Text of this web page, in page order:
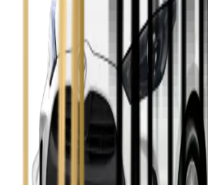
Seat Leon
Skoda Fabia
Zobacz
Skoda Kamiq